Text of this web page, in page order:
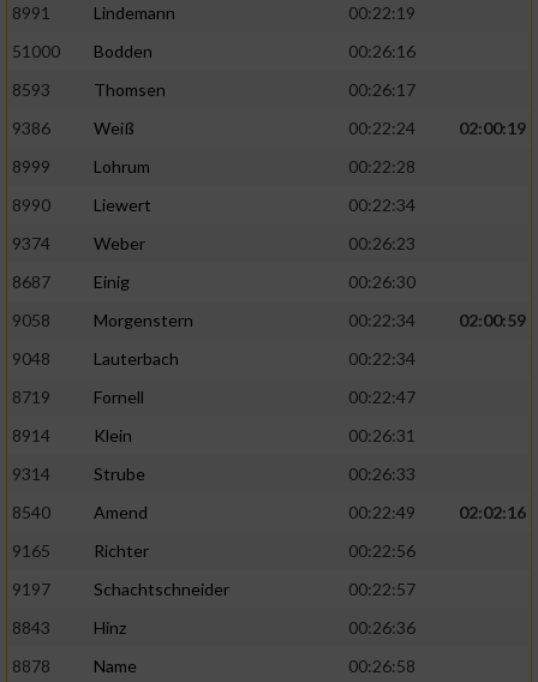
8991 Lindemann
00:22:19
51000
Bodden
00:26:16
8593
Thomsen
00:26:17
9386
Weiß 00:22:24
02:00:19
8999
Lohrum
00:22:28
8990
Liewert
00:22:34
9374
Weber
00:26:23
8687
Einig
00:26:30
9058
Morgenstern 00:22:34
02:00:59
9048
Lauterbach
00:22:34
8719
Fornell
00:22:47
8914
Klein
00:26:31
9314
Strube
00:26:33
8540
Amend 00:22:49
02:02:16
9165
Richter
00:22:56
9197
Schachtschneider
00:22:57
8843
Hinz
00:26:36
8878
Name
00:26:58